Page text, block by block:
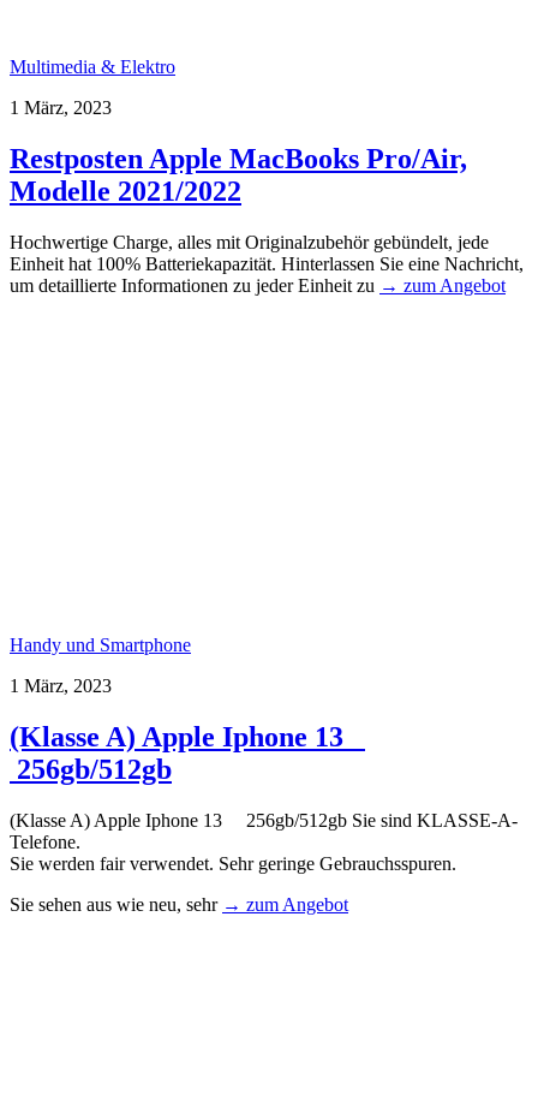
Multimedia & Elektro
1 März, 2023
Restposten Apple MacBooks Pro/Air,
Modelle 2021/2022
Hochwertige Charge, alles mit Originalzubehör gebündelt, jede
Einheit hat 100% Batteriekapazität. Hinterlassen Sie eine Nachricht,
um detaillierte Informationen zu jeder Einheit zu → zum Angebot
Handy und Smartphone
1 März, 2023
(Klasse A) Apple Iphone 13
256gb/512gb
(Klasse A) Apple Iphone 13 256gb/512gb Sie sind KLASSE-A-
Telefone.
Sie werden fair verwendet. Sehr geringe Gebrauchsspuren.
Sie sehen aus wie neu, sehr → zum Angebot